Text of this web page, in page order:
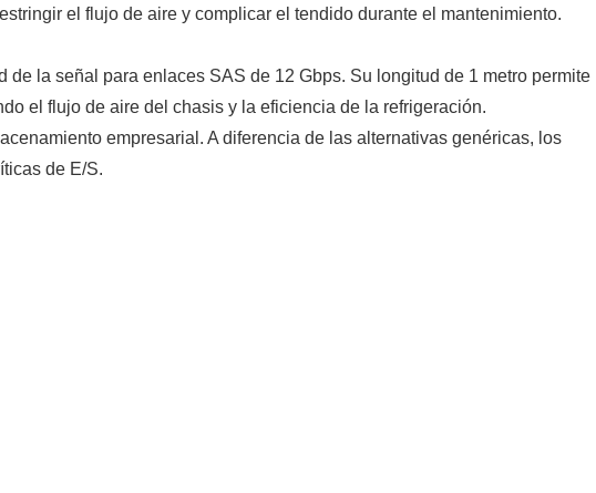
el flujo de aire y complicar el tendido durante el mantenimiento.
la señal para enlaces SAS de 12 Gbps. Su longitud de 1 metro permite
el flujo de aire del chasis y la eficiencia de la refrigeración.
empresarial. A diferencia de las alternativas genéricas, los
de E/S.